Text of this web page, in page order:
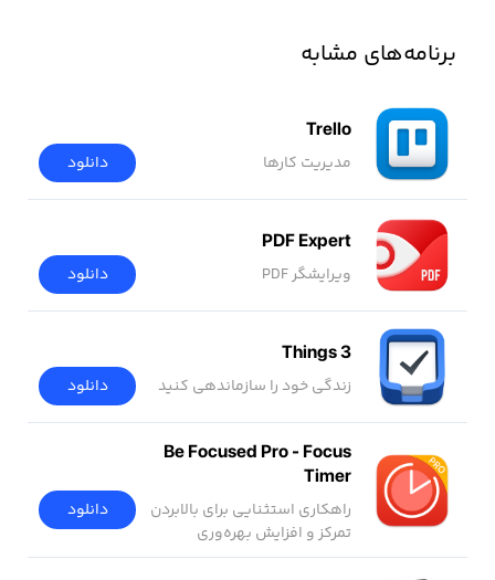
برنامه‌های مشابه
Trello
مدیریت کارها دانلود
PDF Expert
ویرایشگر PDF دانلود
Things 3
زندگی خود را سازماندهی کنید دانلود
Be Focused Pro - Focus
Timer
راهکاری استثنایی برای بالابردن
تمرکز و افزایش بهره‌وری
دانلود